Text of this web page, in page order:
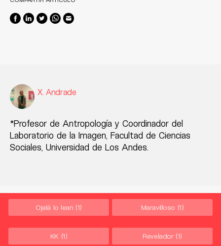
X. Andrade
*Profesor de Antropología y Coordinador del
Laboratorio de la Imagen, Facultad de Ciencias
Sociales, Universidad de Los Andes.
Ojalá lo lean (1) Maravilloso (1)
KK (1) Revelador (1)